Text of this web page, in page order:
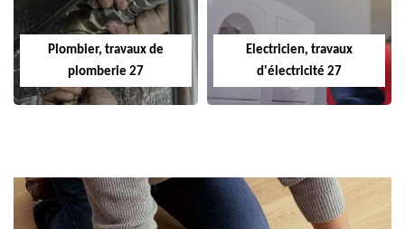
Plombier, travaux de
plomberie 27
Electricien, travaux
d'électricité 27